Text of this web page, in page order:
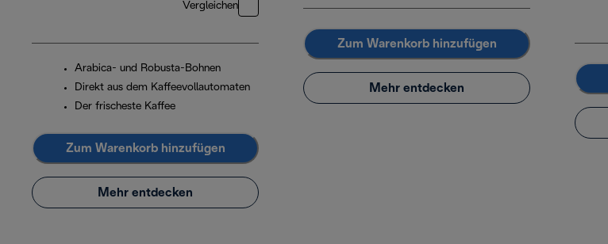
Vergleichen
Arabica- und Robusta-Bohnen
Direkt aus dem Kaffeevollautomaten
Der frischeste Kaffee
Zum Warenkorb hinzufügen
Mehr entdecken
Zum Warenkorb hinzufügen
Mehr entdecken